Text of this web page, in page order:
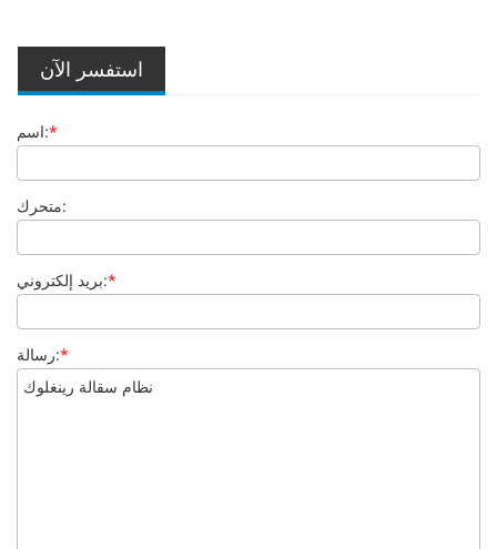
استفسر الآن
اسم:*
متحرك:
بريد إلكتروني:*
رسالة:*